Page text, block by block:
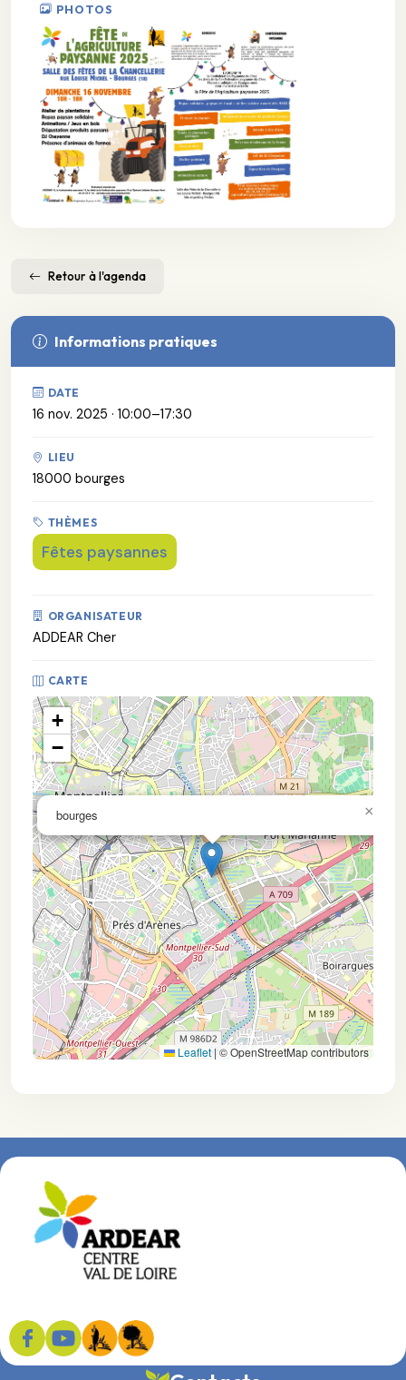
PHOTOS
Retour à l'agenda
Informations pratiques
DATE
16 nov. 2025 · 10:00–17:30
LIEU
18000 bourges
THÈMES
Fêtes paysannes
ORGANISATEUR
ADDEAR Cher
CARTE
bourges ×
+
−
Leaflet|© OpenStreetMap contributors